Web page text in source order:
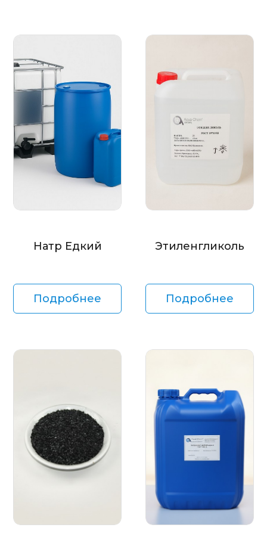
Натр Едкий
Подробнее
Этиленгликоль
Подробнее